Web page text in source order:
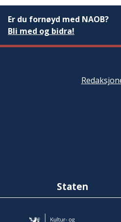
Er du fornøyd med NAOB?
Bli med og bidra!
Staten